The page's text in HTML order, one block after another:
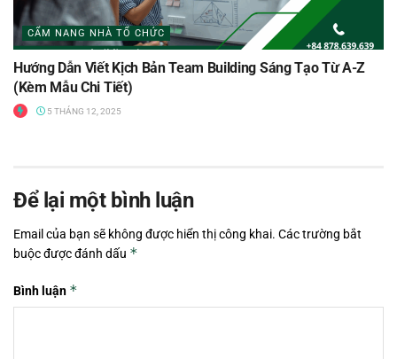
CẨM NANG NHÀ TỔ CHỨC
Hướng Dẫn Viết Kịch Bản Team Building Sáng Tạo Từ A-Z
(Kèm Mẫu Chi Tiết)
5 THÁNG 12, 2025
Để lại một bình luận
Email của bạn sẽ không được hiển thị công khai. Các trường bắt
buộc được đánh dấu *
Bình luận *